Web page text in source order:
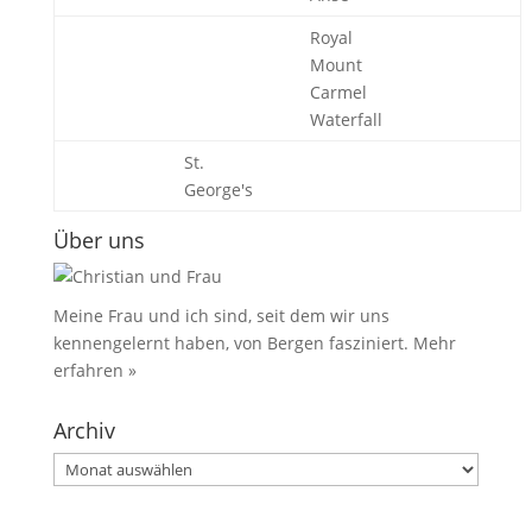
Royal
Mount
Carmel
Waterfall
St.
George's
Über uns
Meine Frau und ich sind, seit dem wir uns
kennengelernt haben, von Bergen fasziniert. Mehr
erfahren »
Archiv
Archiv